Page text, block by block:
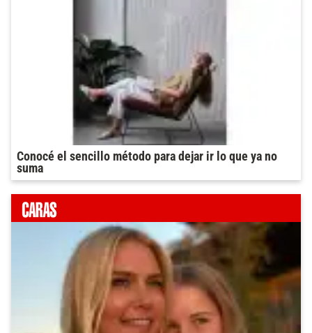
Conocé el sencillo método para dejar ir lo que ya no
suma